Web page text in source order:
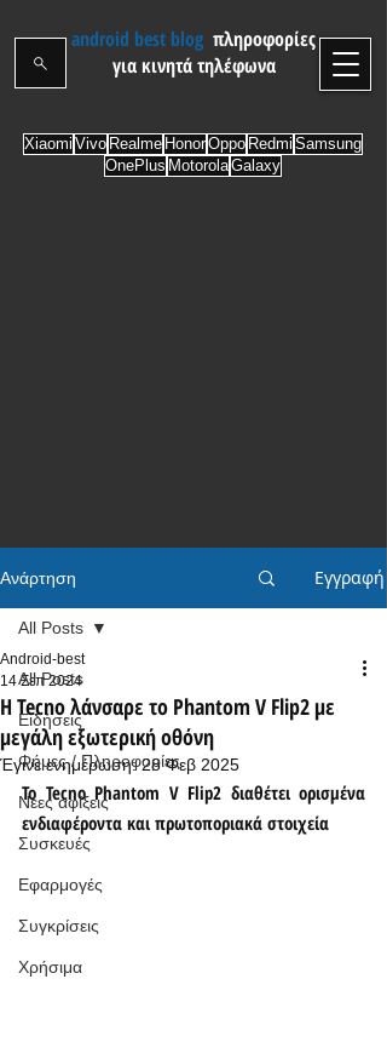
android best blog πληροφορίες
για κινητά τηλέφωνα
Xiaomi Vivo Realme HonorOppo Redmi Samsung
OnePlus MotorolaGalaxy
Ανάρτηση Εγγραφή
All Posts
Ειδήσεις
Φήμες / Πληροφορίες
Νέες αφίξεις
Συσκευές
Εφαρμογές
Συγκρίσεις
Χρήσιμα
All Posts
Η Tecno λάνσαρε το Phantom V Flip2 με
μεγάλη εξωτερική οθόνη
Android-best
14 Σεπ 2024
Έγινε ενημέρωση:28 Φεβ 2025
Το Tecno Phantom V Flip2 διαθέτει ορισμένα
ενδιαφέροντα και πρωτοποριακά στοιχεία